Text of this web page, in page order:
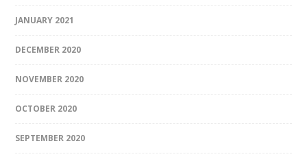
JANUARY 2021
DECEMBER 2020
NOVEMBER 2020
OCTOBER 2020
SEPTEMBER 2020